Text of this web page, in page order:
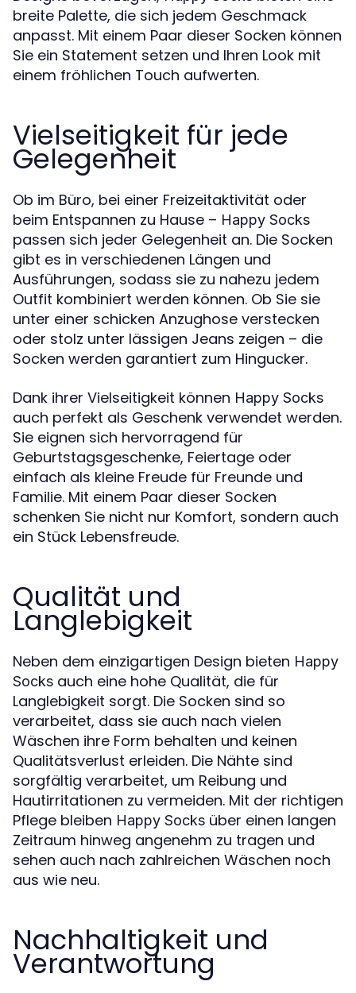
breite Palette, die sich jedem Geschmack
anpasst. Mit einem Paar dieser Socken können
Sie ein Statement setzen und Ihren Look mit
einem fröhlichen Touch aufwerten.
Vielseitigkeit für jede
Gelegenheit
Ob im Büro, bei einer Freizeitaktivität oder
beim Entspannen zu Hause – Happy Socks
passen sich jeder Gelegenheit an. Die Socken
gibt es in verschiedenen Längen und
Ausführungen, sodass sie zu nahezu jedem
Outfit kombiniert werden können. Ob Sie sie
unter einer schicken Anzughose verstecken
oder stolz unter lässigen Jeans zeigen – die
Socken werden garantiert zum Hingucker.
Dank ihrer Vielseitigkeit können Happy Socks
auch perfekt als Geschenk verwendet werden.
Sie eignen sich hervorragend für
Geburtstagsgeschenke, Feiertage oder
einfach als kleine Freude für Freunde und
Familie. Mit einem Paar dieser Socken
schenken Sie nicht nur Komfort, sondern auch
ein Stück Lebensfreude.
Qualität und
Langlebigkeit
Neben dem einzigartigen Design bieten Happy
Socks auch eine hohe Qualität, die für
Langlebigkeit sorgt. Die Socken sind so
verarbeitet, dass sie auch nach vielen
Wäschen ihre Form behalten und keinen
Qualitätsverlust erleiden. Die Nähte sind
sorgfältig verarbeitet, um Reibung und
Hautirritationen zu vermeiden. Mit der richtigen
Pflege bleiben Happy Socks über einen langen
Zeitraum hinweg angenehm zu tragen und
sehen auch nach zahlreichen Wäschen noch
aus wie neu.
Nachhaltigkeit und
Verantwortung